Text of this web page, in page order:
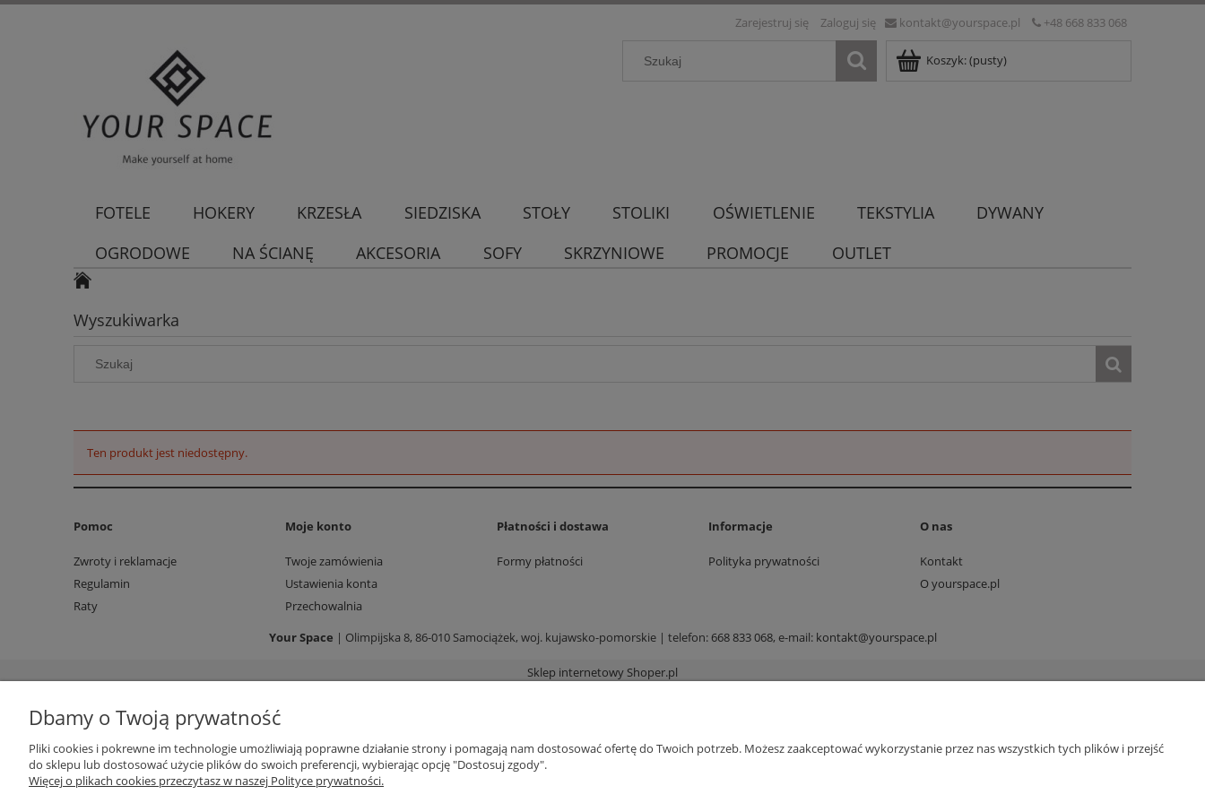
kontakt@yourspace.pl +48 668 833 068
Zarejestruj się Zaloguj się
Koszyk:(pusty)
FOTELE HOKERY KRZESŁA SIEDZISKA STOŁY STOLIKI OŚWIETLENIE TEKSTYLIA
DYWANY
OGRODOWE
NA ŚCIANĘ AKCESORIA SOFY SKRZYNIOWE PROMOCJE OUTLET
Wyszukiwarka
Ten produkt jest niedostępny.
Pomoc
Zwroty i reklamacje
Regulamin
Raty
Moje konto
Twoje zamówienia
Ustawienia konta
Przechowalnia
Płatności i dostawa
Formy płatności
Informacje
Polityka prywatności
O nas
Kontakt
O yourspace.pl
Your Space | Olimpijska 8, 86-010 Samociążek, woj. kujawsko-pomorskie | telefon: 668 833 068, e-mail: kontakt@yourspace.pl
Sklep internetowy Shoper.pl
Dbamy o Twoją prywatność
Pliki cookies i pokrewne im technologie umożliwiają poprawne działanie strony i pomagają nam dostosować ofertę do Twoich potrzeb. Możesz zaakceptować wykorzystanie przez nas wszystkich tych plików i przejść
do sklepu lub dostosować użycie plików do swoich preferencji, wybierając opcję "Dostosuj zgody".
Więcej o plikach cookies przeczytasz w naszej Polityce prywatności.